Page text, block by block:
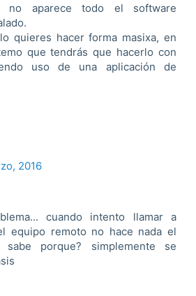
no aparece todo el software
quieres hacer forma masixa, en
que tendrás que hacerlo con
uso de una aplicación de
2016
cuando intento llamar a
equipo remoto no hace nada el
sabe porque? simplemente se